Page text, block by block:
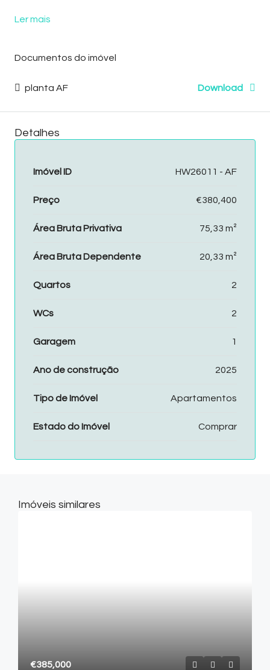
Ler mais
Documentos do imóvel
planta AF Download
Detalhes
Imóvel ID HW26011 - AF
Preço €380,400
Área Bruta Privativa 75,33 m²
Área Bruta Dependente 20,33 m²
Quartos 2
WCs 2
Garagem 1
Ano de construção 2025
Tipo de Imóvel Apartamentos
Estado do Imóvel Comprar
Imóveis similares
€385,000